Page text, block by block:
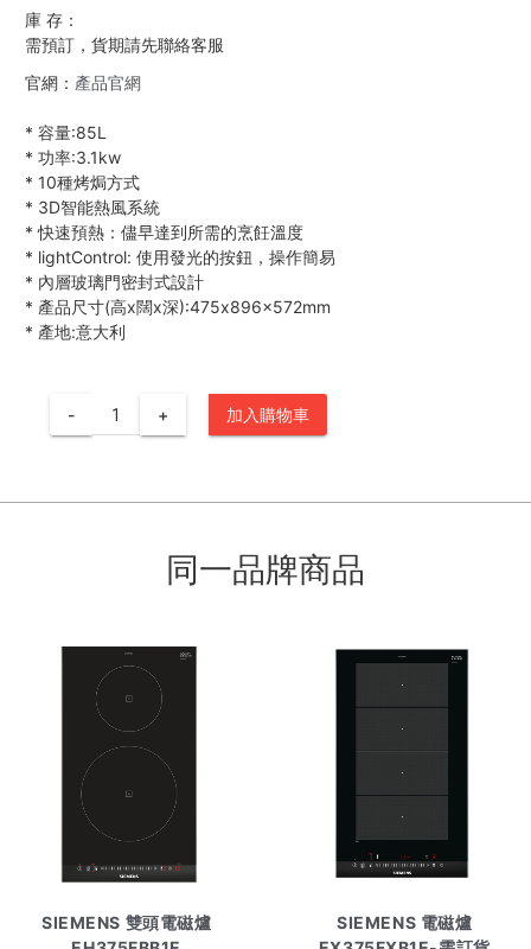
庫 存：
需預訂，貨期請先聯絡客服
官網： 產品官網
* 容量:85L
* 功率:3.1kw
* 10種烤焗方式
* 3D智能熱風系統
* 快速預熱：儘早達到所需的烹飪溫度
* lightControl: 使用發光的按鈕，操作簡易
* 內層玻璃門密封式設計
* 產品尺寸(高x闊x深):475x896x572mm
* 產地:意大利
- + 加入購物車
同一品牌商品
SIEMENS 雙頭電磁爐
SIEMENS 電磁爐